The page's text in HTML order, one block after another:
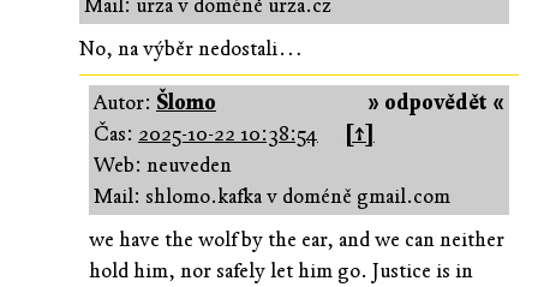
Mail: urza v doméně urza.cz
No, na výběr nedostali…
» odpovědět «
Autor: Šlomo
Čas: 2025-10-22 10:38:54
[↑]
Web: neuveden
Mail: shlomo.kafka v doméně gmail.com
we have the wolf by the ear, and we can neither
hold him, nor safely let him go. Justice is in